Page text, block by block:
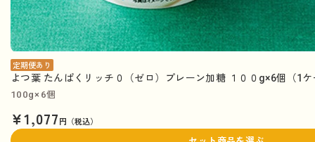
定期便あり
よつ葉 たんぱくリッチ０（ゼロ）プレーン加糖 １００g×6個（1
100g×6個
¥1,077円（税込）